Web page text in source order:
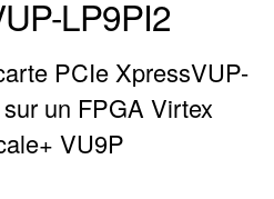
LP9PI2
PCIe XpressVUP-
un FPGA Virtex
VU9P